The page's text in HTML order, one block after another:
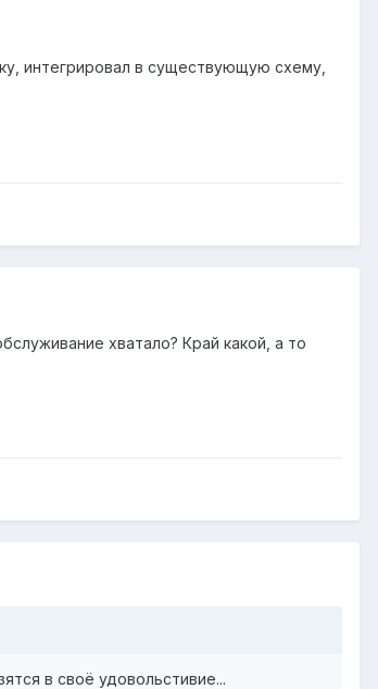
интегрировал в существующую схему,
хватало? Край какой, а то
в своё удовольстивие...